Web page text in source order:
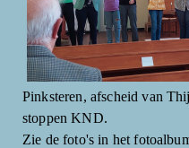
Pinksteren, afscheid van
stoppen KND.
Zie de foto's in het